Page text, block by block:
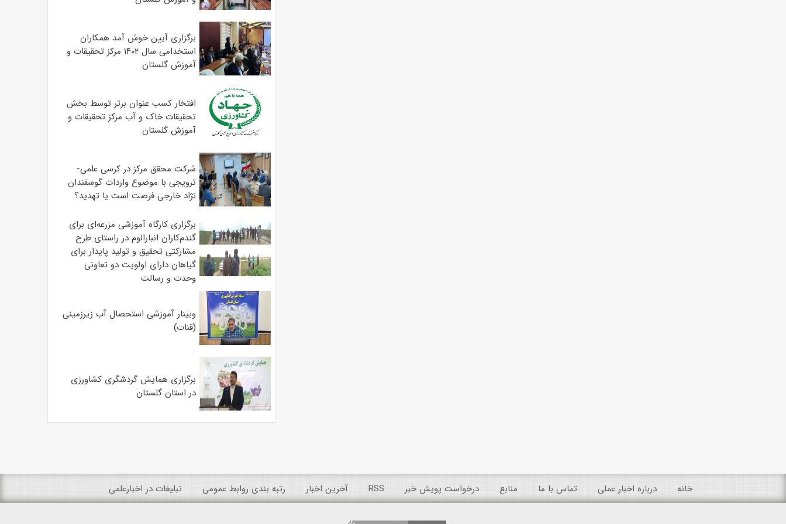
برگزاری آیین خوش آمد همکاران
استخدامی سال ۱۴۰۲ مرکز تحقیقات و
آموزش گلستان
افتخار کسب عنوان برتر توسط بخش
تحقیقات خاک و آب مرکز تحقیقات و
آموزش گلستان
شرکت محقق مرکز در کرسی علمی-
ترویجی با موضوع واردات گوسفندان
نژاد خارجی فرصت است یا تهدید؟
برگزاری کارگاه آموزشی مزرعه‌ای برای
گندم‌کاران انبارالوم در راستای طرح
مشارکتی تحقیق و تولید پایدار برای
گیاهان دارای اولویت دو تعاونی
وحدت و رسالت
وبینار آموزشی استحصال آب زیرزمینی
(قنات)
برگزاری همایش گردشگری کشاورزی
در استان گلستان
خانه درباره اخبار عملی تماس با ما منابع درخواست پویش خبر RSS آخرین اخبار رتبه بندی روابط عمومی تبلیغات در اخبارعلمی